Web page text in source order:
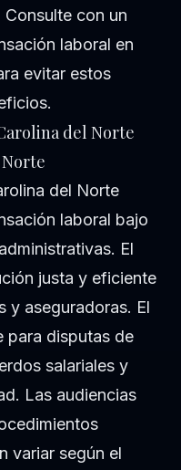
Consulte con un
laboral en
evitar estos
del Norte
del Norte
laboral bajo
El
justa y eficiente
y aseguradoras. El
para disputas de
salariales y
Las audiencias
variar según el